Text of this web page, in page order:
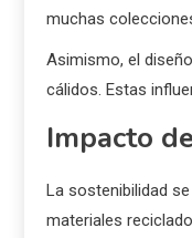
muchas
Asimismo, el
cálidos. Estas
Impacto
La sostenibilidad
materiales